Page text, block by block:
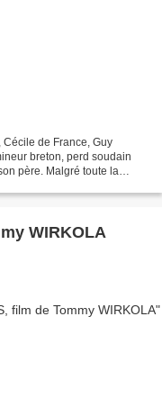
de France, Guy
breton, perd soudain
père. Malgré toute la
WIRKOLA